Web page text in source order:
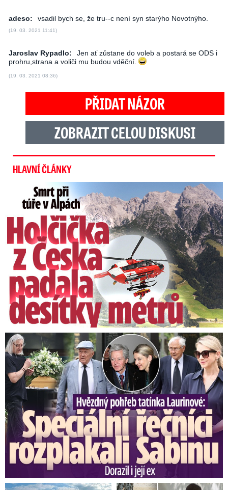
adeso: vsadil bych se, že tru--c není syn starýho Novotnýho.
(19. 03. 2021 11:41)
Jaroslav Rypadlo:
Jen ať zůstane do voleb a postará se ODS i
prohru,strana a voliči mu budou vděční.
(19. 03. 2021 08:36)
PŘIDAT NÁZOR
ZOBRAZIT CELOU DISKUSI
HLAVNÍ ČLÁNKY
Smrt Češky v Alpách: Zemřela při túře s rodiči
Speciální řečníci nad rakví Laurina: Rozbrečeli i dceru